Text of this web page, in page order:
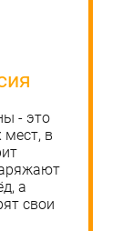
- это
в
а
свои